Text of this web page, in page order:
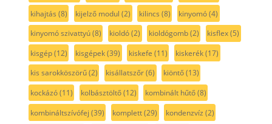
kihajtás (8) kijelző modul (2) kilincs (8) kinyomó(4)
kinyomó szivattyú(8) kioldó(2) kioldógomb(2) kisflex(5)
kisgép(12) kisgépek(39) kiskefe (11) kiskerék(17)
kis sarokköszörű(2) kisállatszőr(6) kiöntő(13)
kockázó(11) kolbásztöltő(12) kombinált hűtő(8)
kombináltszívófej (39) komplett(29) kondenzvíz (2)